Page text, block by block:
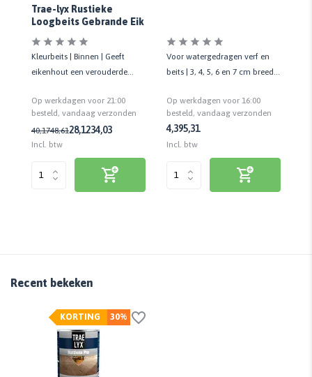
Trae-lyx Rustieke
Loogbeits Gebrande Eik
Kleurbeits | Binnen | Geeft
eikenhout een verouderde
Op werkdagen voor 21:00
besteld, vandaag verzonden
40,1748,6128,1234,03
Incl. btw
Voor watergedragen verf en
beits | 3, 4, 5, 6 en 7 cm breed |
Op werkdagen voor 16:00
besteld, vandaag verzonden
4,395,31
Incl. btw
Recent bekeken
30%
KORTING